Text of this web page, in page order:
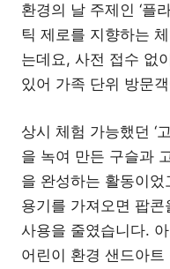
환경의 날 주제인 ‘플
틱 제로를 지향하는
는데요, 사전 접수 없
있어 가족 단위 방문
상시 체험 가능했던 ‘
을 녹여 만든 구슬과
을 완성하는 활동이었
용기를 가져오면 팝
사용을 줄였습니다.
어린이 환경 샌드아트